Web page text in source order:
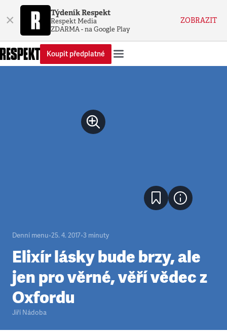
× Týdeník Respekt
Respekt Media
ZDARMA - na Google Play
ZOBRAZIT
Koupit předplatné
Denní menu•25. 4. 2017•3 minuty
Elixír lásky bude brzy, ale
jen pro věrné, věří vědec z
Oxfordu
Jiří Nádoba